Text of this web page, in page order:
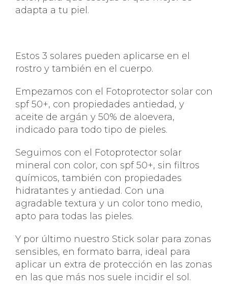
adapta a tu piel.
Estos 3 solares pueden aplicarse en el
rostro y también en el cuerpo.
Empezamos con el Fotoprotector solar con
spf 50+, con propiedades antiedad, y
aceite de argán y 50% de aloevera,
indicado para todo tipo de pieles.
Seguimos con el Fotoprotector solar
mineral con color, con spf 50+, sin filtros
químicos, también con propiedades
hidratantes y antiedad. Con una
agradable textura y un color tono medio,
apto para todas las pieles.
Y por último nuestro Stick solar para zonas
sensibles, en formato barra, ideal para
aplicar un extra de protección en las zonas
en las que más nos suele incidir el sol.